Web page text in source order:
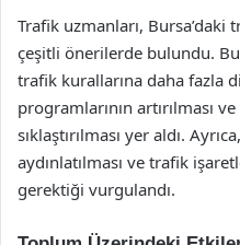
Trafik uzmanları, Bursa’daki
çeşitli önerilerde bulundu.
trafik kurallarına daha fazla
programlarının artırılması
sıklaştırılması yer aldı.
aydınlatılması ve trafik
gerektiği vurgulandı.